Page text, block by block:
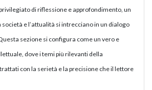
di riflessione e approfondimento, un
e l’attualità si intrecciano in un dialogo
sezione si configura come un vero e
dove i temi più rilevanti della
con la serietà e la precisione che il lettore